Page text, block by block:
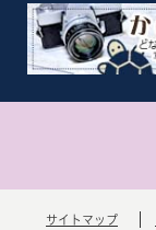
サイトマップ